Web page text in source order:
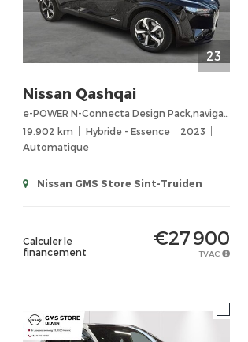
23
Nissan Qashqai
e-POWER N-Connecta Design Pack,navigatie,adaptieve cruise control
19.902 km
Hybride - Essence
2023
Automatique
Nissan GMS Store Sint-Truiden
Calculer le
financement
€27 900
TVAC